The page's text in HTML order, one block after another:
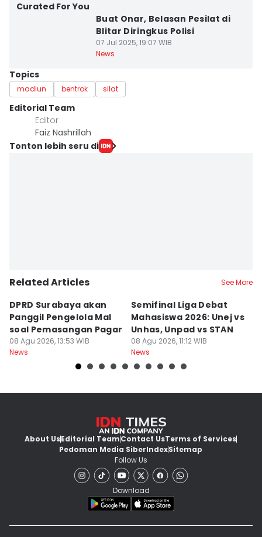
Curated For You
Buat Onar, Belasan Pesilat di
Blitar Diringkus Polisi
07 Jul 2025, 19:07 WIB
News
Topics
madiun bentrok silat
Editorial Team
Editor
Faiz Nashrillah
Tonton lebih seru di
Related Articles See More
DPRD Surabaya akan
Panggil Pengelola Mal
soal Pemasangan Pagar
08 Agu 2026, 13:53 WIB
News
Semifinal Liga Debat
Mahasiswa 2026: Unej vs
Unhas, Unpad vs STAN
08 Agu 2026, 11:12 WIB
News
About UsEditorial TeamContact UsTerms of Services
Pedoman Media SiberIndexSitemap
Follow Us
Download